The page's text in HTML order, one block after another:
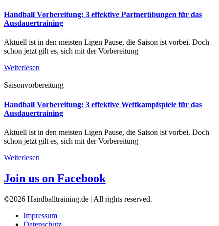
Handball Vorbereitung: 3 effektive Partnerübungen für das
Ausdauertraining
Aktuell ist in den meisten Ligen Pause, die Saison ist vorbei. Doch
schon jetzt gilt es, sich mit der Vorbereitung
Weiterlesen
Saisonvorbereitung
Handball Vorbereitung: 3 effektive Wettkampfspiele für das
Ausdauertraining
Aktuell ist in den meisten Ligen Pause, die Saison ist vorbei. Doch
schon jetzt gilt es, sich mit der Vorbereitung
Weiterlesen
Join us on Facebook
©2026 Handballtraining.de | All rights reserved.
Impressum
Datenschutz